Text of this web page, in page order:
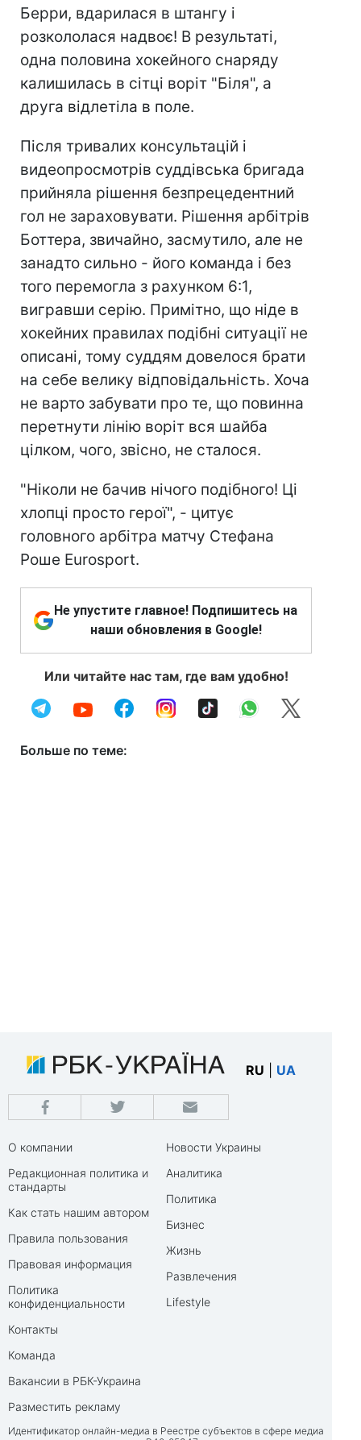
Берри, вдарилася в штангу і
розкололася надвоє! В результаті,
одна половина хокейного снаряду
калишилась в сітці воріт "Біля", а
друга відлетіла в поле.
Після тривалих консультацій і
видеопросмотрів суддівська бригада
прийняла рішення безпрецедентний
гол не зараховувати. Рішення арбітрів
Боттера, звичайно, засмутило, але не
занадто сильно - його команда і без
того перемогла з рахунком 6:1,
вигравши серію. Примітно, що ніде в
хокейних правилах подібні ситуації не
описані, тому суддям довелося брати
на себе велику відповідальність. Хоча
не варто забувати про те, що повинна
перетнути лінію воріт вся шайба
цілком, чого, звісно, не сталося.
"Ніколи не бачив нічого подібного! Ці
хлопці просто герої", - цитує
головного арбітра матчу Стефана
Роше Eurosport.
Не упустите главное! Подпишитесь на
наши обновления в Google!
Или читайте нас там, где вам удобно!
Больше по теме:
RU UA
О компании
Редакционная политика и
стандарты
Как стать нашим автором
Правила пользования
Правовая информация
Политика
конфиденциальности
Контакты
Команда
Вакансии в РБК-Украина
Разместить рекламу
Новости Украины
Аналитика
Политика
Бизнес
Жизнь
Развлечения
Lifestyle
Идентификатор онлайн-медиа в Реестре субъектов в сфере медиа